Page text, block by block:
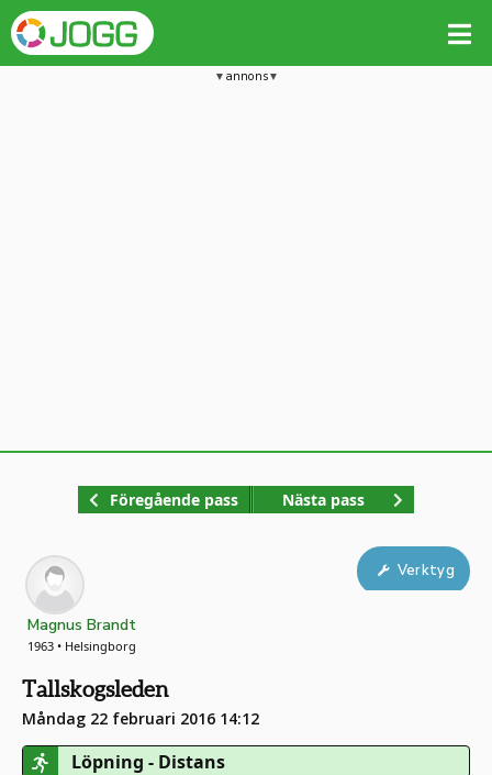
annons
Föregående pass Nästa pass
Magnus Brandt
1963 • Helsingborg
Tallskogsleden
Måndag 22 februari 2016 14:12
Löpning - Distans
Verktyg